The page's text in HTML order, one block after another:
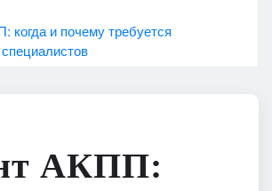
когда и почему требуется
АКПП: